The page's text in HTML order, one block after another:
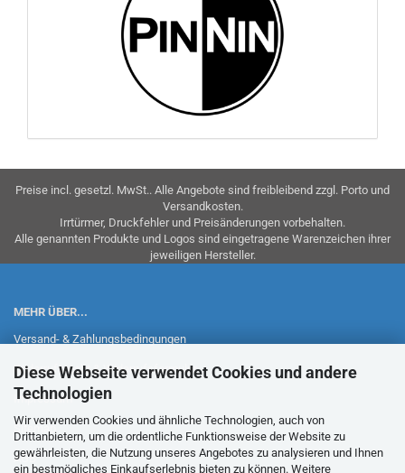
Diese Webseite verwendet Cookies und andere
Technologien
Wir verwenden Cookies und ähnliche Technologien, auch von
Drittanbietern, um die ordentliche Funktionsweise der Website zu
gewährleisten, die Nutzung unseres Angebotes zu analysieren und Ihnen
ein bestmögliches Einkaufserlebnis bieten zu können. Weitere
Preise incl. gesetzl. MwSt.. Alle Angebote sind freibleibend zzgl. Porto und
Versandkosten.
Irrtürmer, Druckfehler und Preisänderungen vorbehalten.
Alle genannten Produkte und Logos sind eingetragene Warenzeichen ihrer
jeweiligen Hersteller.
MEHR ÜBER...
Versand- & Zahlungsbedingungen
Widerrufsrecht & Widerrufsformular
Impressum
Sitemap
AGB